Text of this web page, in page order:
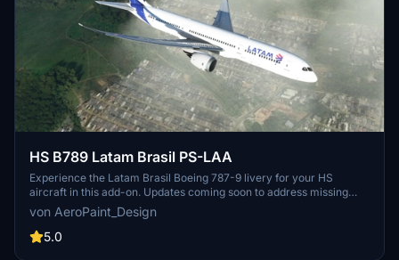
HS B789 Latam Brasil PS-LAA
Experience the Latam Brasil Boeing 787-9 livery for your HS
aircraft in this add-on. Updates coming soon to address missing
details.
von AeroPaint_Design
5.0